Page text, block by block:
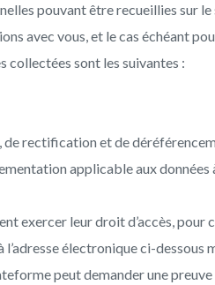
pouvant être recueillies sur
avec vous, et le cas échéant
collectées sont les suivantes :
de rectification et de
applicable aux
exercer leur droit d’accès, pour
électronique ci-dessous
peut demander une preuve